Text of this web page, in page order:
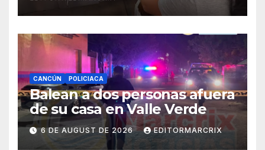
CANCÚN POLICIACA
Balean a dos personas afuera
de su casa en Valle Verde
6 DE AUGUST DE 2026 EDITORMARCRIX